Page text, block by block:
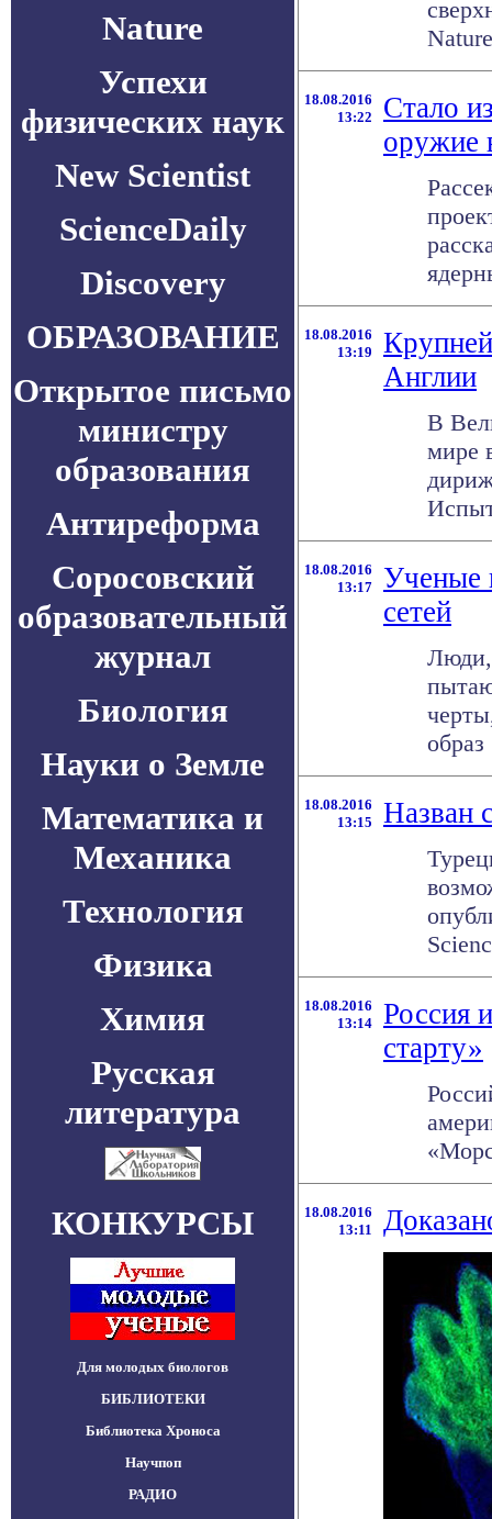
Nature
Успехи
физических наук
New Scientist
ScienceDaily
Discovery
ОБРАЗОВАНИЕ
Открытое письмо
министру
образования
Антиреформа
Соросовский
образовательный
журнал
Биология
Науки о Земле
Математика и
Механика
Технология
Физика
Химия
Русская
литература
КОНКУРСЫ
Для молодых биологов
БИБЛИОТЕКИ
Библиотека Хроноса
Научпоп
РАДИО
18.08.2016
13:22
Стало
оружие
18.08.2016
13:19
Англии
В
мире
18.08.2016
13:17
Ученые
сетей
Люди,
18.08.2016
13:15
Назван
18.08.2016
13:14
Россия
старту»
18.08.2016
13:11